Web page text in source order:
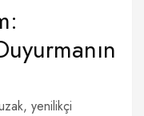
yenilikçi